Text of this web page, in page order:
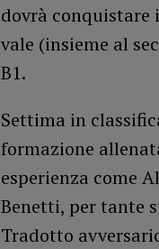
dovrà conquistare
vale (insieme al
B1.
Settima in
formazione
esperienza come
Benetti, per tante
Tradotto